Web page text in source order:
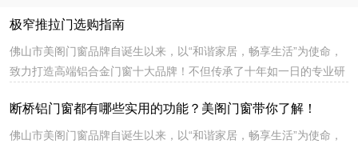
极窄推拉门选购指南
佛山市美阁门窗品牌自诞生以来，以“和谐家居，畅享生活”为使命，
致力打造高端铝合金门窗十大品牌！不但传承了十年如一日的专业研
主创新元素和特殊工艺，特别是产品结构上的创新，突破性地解决了
铝合金门窗在生产、安装和使用上公认的技术难题，提升产品市场核
断桥铝门窗都有哪些实用的功能？美阁门窗带你了解！
佛山市美阁门窗品牌自诞生以来，以“和谐家居，畅享生活”为使命，